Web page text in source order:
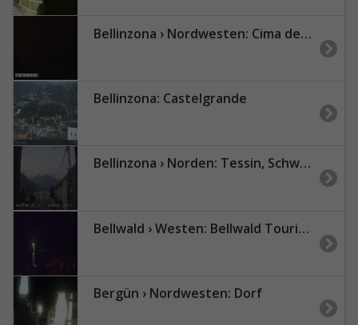
Bellinzona › Nordwesten: Cima dell'Uomo
Bellinzona: Castelgrande
Bellinzona › Norden: Tessin, Schweiz: Giubiasco Richtung 3 Castelli di
Bellwald › Westen: Bellwald Tourismus - Richinen
Bergün › Nordwesten: Dorf